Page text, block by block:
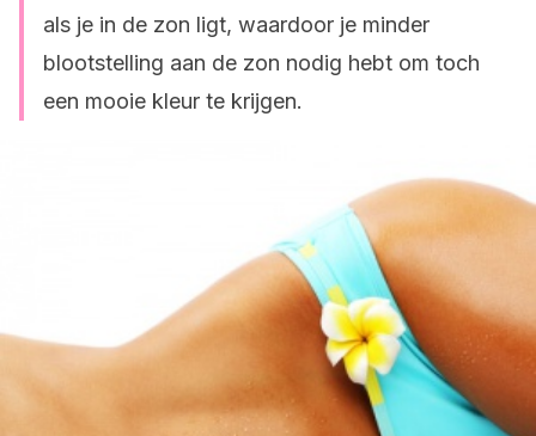
als je in de zon ligt, waardoor je minder
blootstelling aan de zon nodig hebt om toch
een mooie kleur te krijgen.